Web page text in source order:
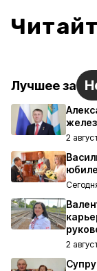
Лучшее за
2
2